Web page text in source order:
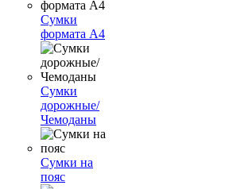
Сумки
формата А4
Сумки
дорожные/
Чемоданы
Сумки на
пояс